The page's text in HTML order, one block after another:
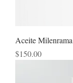
Aceite Milenrama
Precio
$150.00